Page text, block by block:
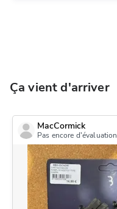
Ça vient d'arriver
MacCormick
Pas encore d'évaluation